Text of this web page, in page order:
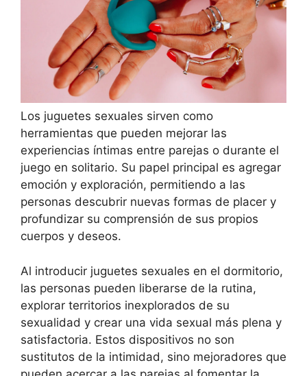
Los juguetes sexuales sirven como
herramientas que pueden mejorar las
experiencias íntimas entre parejas o durante el
juego en solitario. Su papel principal es agregar
emoción y exploración, permitiendo a las
personas descubrir nuevas formas de placer y
profundizar su comprensión de sus propios
cuerpos y deseos.
Al introducir juguetes sexuales en el dormitorio,
las personas pueden liberarse de la rutina,
explorar territorios inexplorados de su
sexualidad y crear una vida sexual más plena y
satisfactoria. Estos dispositivos no son
sustitutos de la intimidad, sino mejoradores que